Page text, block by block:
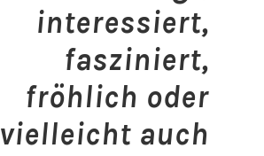
interessiert,
fasziniert,
fröhlich oder
vielleicht auch